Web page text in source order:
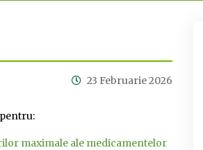
23 Februarie 2026
maximale ale medicamentelor